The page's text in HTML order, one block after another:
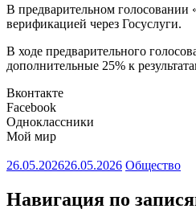
В предварительном голосовании
верификацией через Госуслуги.
В ходе предварительного
дополнительные 25% к
Вконтакте
Facebook
Одноклассники
Мой мир
26.05.202626.05.2026 Общество
Навигация по